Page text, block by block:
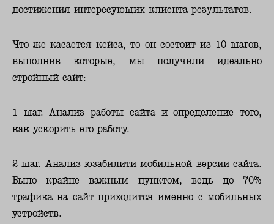
достижения интересующих клиента результатов.
Что же касается кейса, то он состоит из 10 шагов,
выполнив которые, мы получили идеально
стройный сайт:
1 шаг. Анализ работы сайта и определение того,
как ускорить его работу.
2 шаг. Анализ юзабилити мобильной версии сайта.
Было крайне важным пунктом, ведь до 70%
трафика на сайт приходится именно с мобильных
устройств.